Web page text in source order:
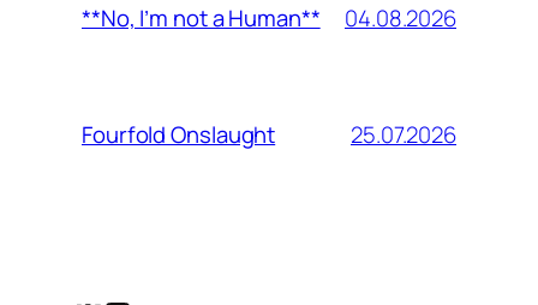
**No, I’m not a Human** 04.08.2026
Fourfold Onslaught 25.07.2026